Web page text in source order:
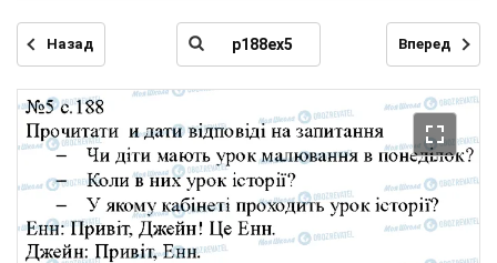
Назад Вперед